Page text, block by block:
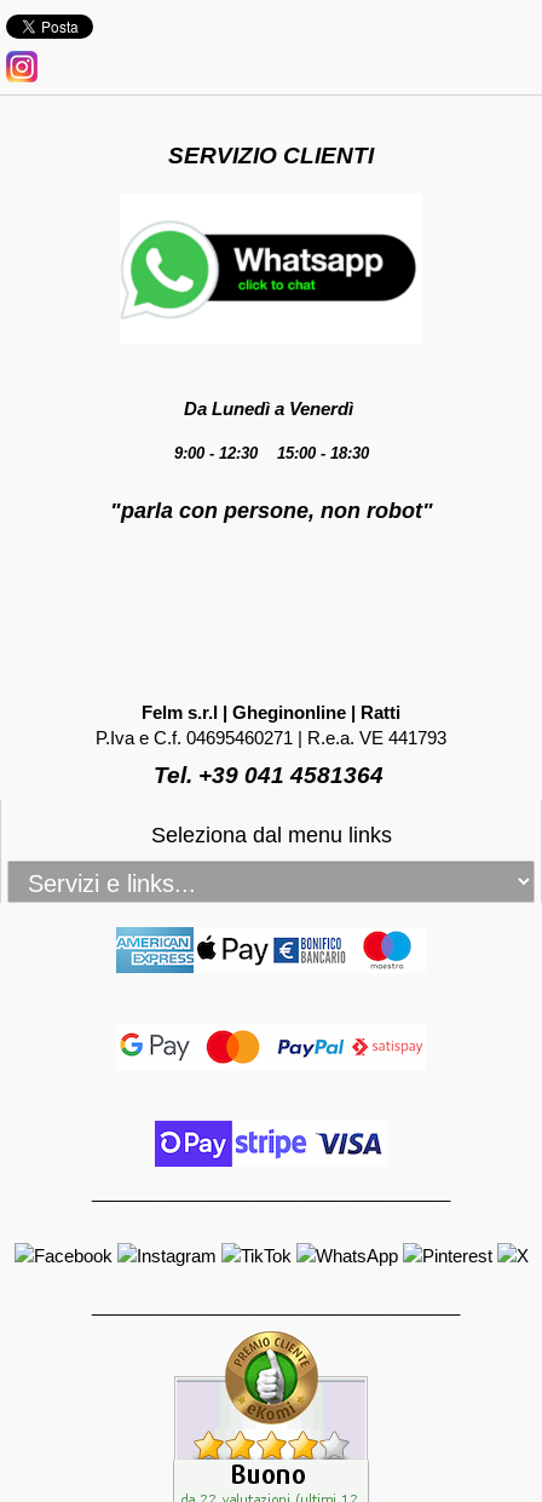
SERVIZIO CLIENTI
Da Lunedì a Venerdì
9:00 - 12:30 15:00 - 18:30
"parla con persone, non robot"
Felm s.r.l | Gheginonline | Ratti
P.Iva e C.f. 04695460271 | R.e.a. VE 441793
Tel. +39 041 4581364
Seleziona dal menu links